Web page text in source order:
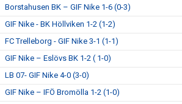
Borstahusen BK – GIF Nike 1-6 (0-3)
GIF Nike - BK Höllviken 1-2 (1-2)
FC Trelleborg - GIF Nike 3-1 (1-1)
GIF Nike – Eslövs BK 1-2 ( 1-0)
LB 07- GIF Nike 4-0 (3-0)
GIF Nike – IFÖ Bromölla 1-2 (1-0)